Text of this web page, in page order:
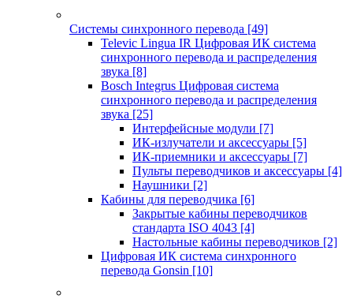
Системы синхронного перевода [49]
Televic Lingua IR Цифровая ИК система
синхронного перевода и распределения
звука [8]
Bosch Integrus Цифровая система
синхронного перевода и распределения
звука [25]
Интерфейсные модули [7]
ИК-излучатели и аксессуары [5]
ИК-приемники и аксессуары [7]
Пульты переводчиков и аксессуары [4]
Наушники [2]
Кабины для переводчика [6]
Закрытые кабины переводчиков
стандарта ISO 4043 [4]
Настольные кабины переводчиков [2]
Цифровая ИК система синхронного
перевода Gonsin [10]